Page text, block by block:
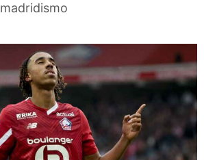
madridismo